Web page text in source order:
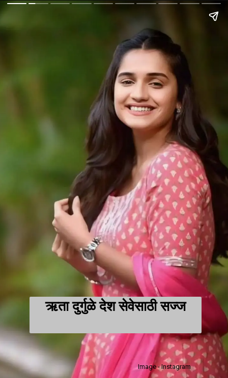
ऋता दुर्गुळे देश सेवेसाठी सज्ज
Image - Instagram